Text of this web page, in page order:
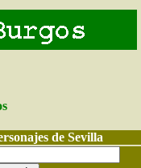
de Sevilla